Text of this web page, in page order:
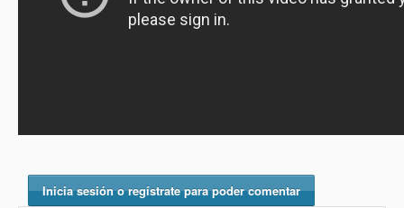
Inicia sesión o regístrate para poder comentar